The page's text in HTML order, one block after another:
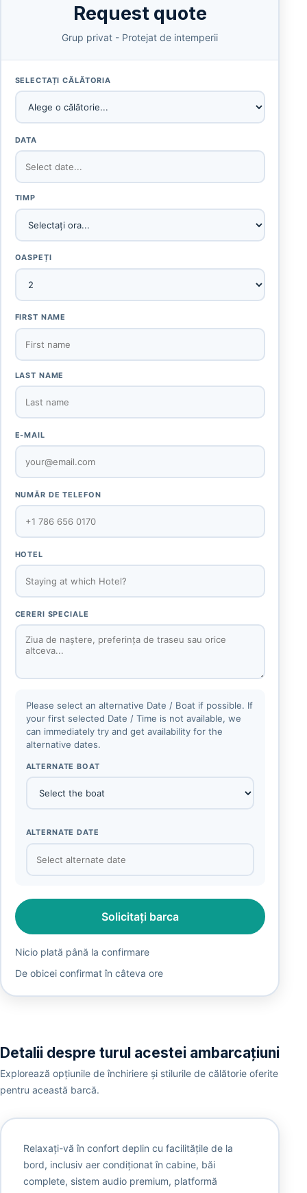
Request quote
Grup privat - Protejat de intemperii
SELECTAȚI CĂLĂTORIA
DATA
TIMP
OASPEȚI
FIRST NAME
LAST NAME
E-MAIL
NUMĂR DE TELEFON
HOTEL
CERERI SPECIALE
Please select an alternative Date / Boat if possible. If
your first selected Date / Time is not available, we
can immediately try and get availability for the
alternative dates.
ALTERNATE BOAT
ALTERNATE DATE
Solicitați barca
Nicio plată până la confirmare
De obicei confirmat în câteva ore
Detalii despre turul acestei ambarcațiuni
Explorează opțiunile de închiriere și stilurile de călătorie oferite
pentru această barcă.
Relaxați-vă în confort deplin cu facilitățile de la
bord, inclusiv aer condiționat în cabine, băi
complete, sistem audio premium, platformă